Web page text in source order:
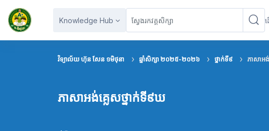
រំលងទៅកាន់មាតិកាមេ
Knowledge Hub
វិទ្យាល័យ ហ៊ុន សែន ១មិថុនា ឆ្នាំសិក្សា ២០២៥-២០២៦ ថ្នាក់ទី៩ ភាសាអ
ភាសាអង់គ្លេសថ្នាក់ទី៩ឃ